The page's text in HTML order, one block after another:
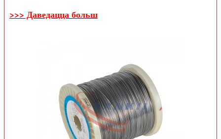
>>> Даведацца больш